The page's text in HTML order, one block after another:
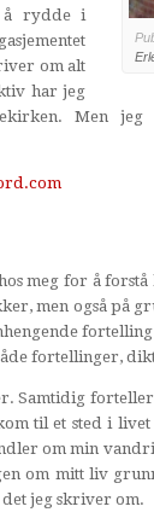
å rydde i
om alt
har jeg
Men
meg for å
men også på
fortellinger,
Samtidig
til et sted i
om min
om mitt liv
jeg skriver om.